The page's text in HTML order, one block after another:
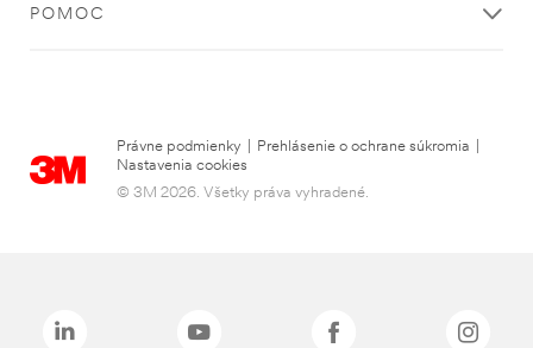
POMOC
Právne podmienky Prehlásenie o ochrane súkromia
Nastavenia cookies
© 3M 2026. Všetky práva vyhradené.